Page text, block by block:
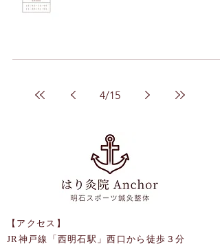
4/15
【アクセス】
JR神戸線「西明石駅」西口から徒歩３分